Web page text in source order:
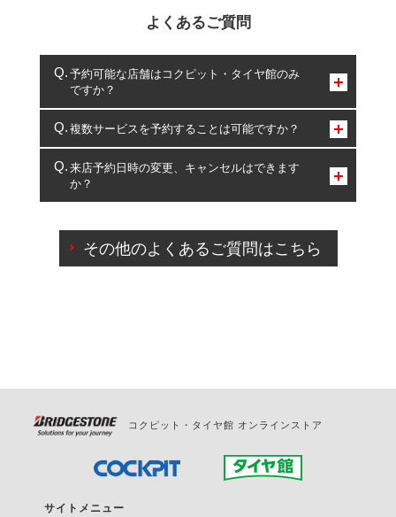
よくあるご質問
予約可能な店舗はコクピット・タイヤ館のみ
ですか？
コクピット・タイヤ館のみとなります。
複数サービスを予約することは可能ですか？
複数サービスのご予約は可能です。
一部の商品・サービスの組み合わせに限り、同時にご予約が
出来ないものもございます。
来店予約日時の変更、キャンセルはできます
か？
ご来店予約日の3営業日前を過ぎている場合のご予約
の日時変更につきましては、直接ご予約の店舗まで
その他のよくあるご質問はこちら
コクピット・タイヤ館 オンラインストア
サイトメニュー